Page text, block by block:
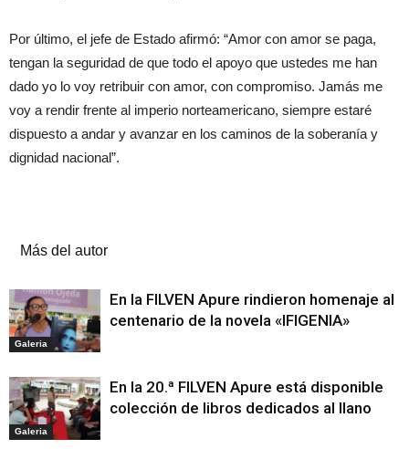
Por último, el jefe de Estado afirmó: “Amor con amor se paga,
tengan la seguridad de que todo el apoyo que ustedes me han
dado yo lo voy retribuir con amor, con compromiso. Jamás me
voy a rendir frente al imperio norteamericano, siempre estaré
dispuesto a andar y avanzar en los caminos de la soberanía y
dignidad nacional”.
Más del autor
Galeria
En la FILVEN Apure rindieron homenaje al
centenario de la novela «IFIGENIA»
Galeria
En la 20.ª FILVEN Apure está disponible
colección de libros dedicados al llano